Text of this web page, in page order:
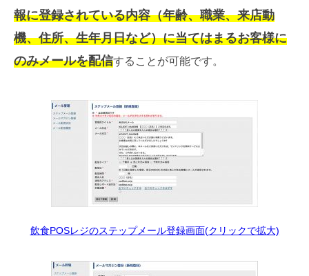
報に登録されている内容（年齢、職業、来店動
機、住所、生年月日など）に当てはまるお客様に
のみメールを配信することが可能です。
飲食POSレジのステップメール登録画面(クリックで拡大)